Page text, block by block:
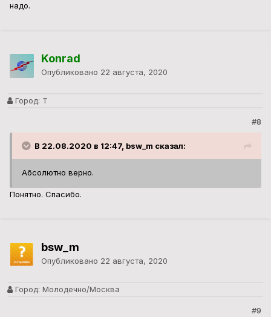
надо.
Konrad
Опубликовано 22 августа, 2020
Город: Т
#8
В 22.08.2020 в 12:47, bsw_m сказал:
Абсолютно верно.
Понятно. Спасибо.
bsw_m
Опубликовано 22 августа, 2020
Город: Молодечно/Москва
#9